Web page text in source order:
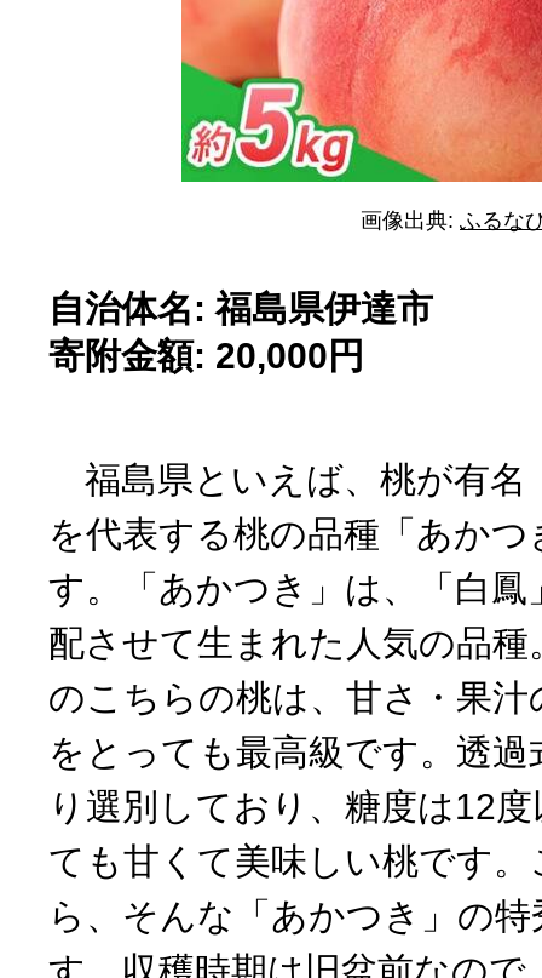
画像出典: ふるな
自治体名: 福島県伊達市
寄附金額: 20,000円
福島県といえば、桃が有名
を代表する桃の品種「あか
す。「あかつき」は、「白鳳
配させて生まれた人気の品種
のこちらの桃は、甘さ・果
をとっても最高級です。透
り選別しており、糖度は12
ても甘くて美味しい桃です
ら、そんな「あかつき」の